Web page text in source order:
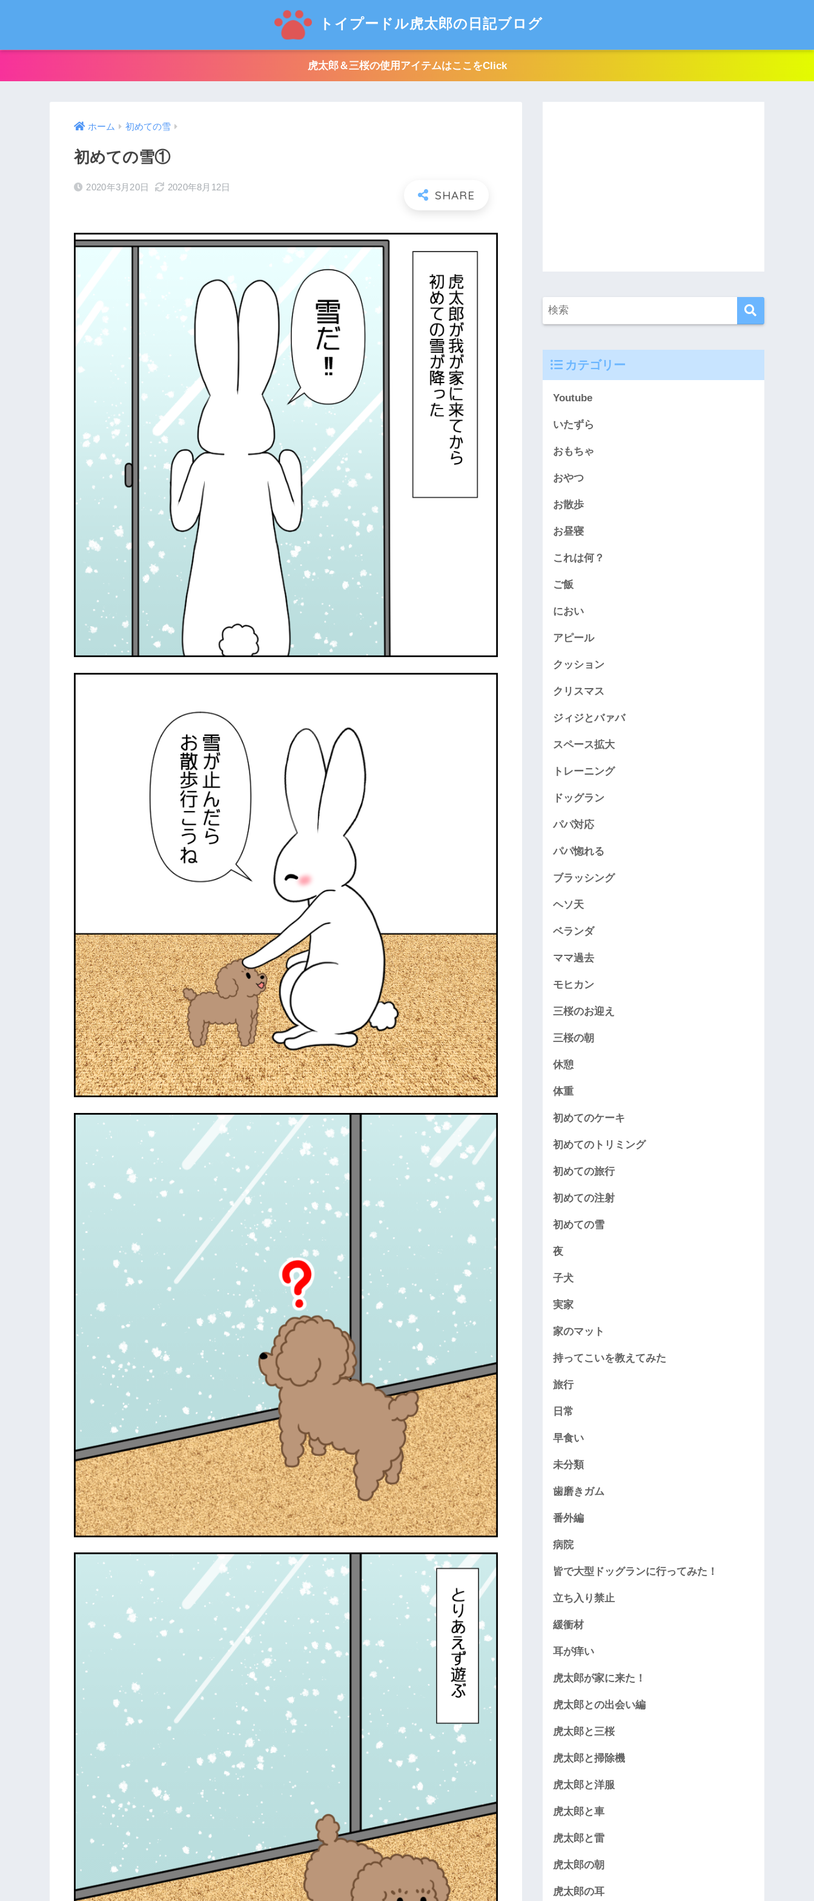
トイプードル虎太郎の日記ブログ
虎太郎＆三桜の使用アイテムはここをClick
ホーム 初めての雪
初めての雪①
2020年3月20日 2020年8月12日
カテゴリー
Youtube
いたずら
おもちゃ
おやつ
お散歩
お昼寝
これは何？
ご飯
におい
アピール
クッション
クリスマス
ジィジとバァバ
スペース拡大
トレーニング
ドッグラン
パパ対応
パパ惚れる
ブラッシング
ヘソ天
ベランダ
ママ過去
モヒカン
三桜のお迎え
三桜の朝
休憩
体重
初めてのケーキ
初めてのトリミング
初めての旅行
初めての注射
初めての雪
夜
子犬
実家
家のマット
持ってこいを教えてみた
旅行
日常
早食い
未分類
歯磨きガム
番外編
病院
皆で大型ドッグランに行ってみた！
立ち入り禁止
緩衝材
耳が痒い
虎太郎が家に来た！
虎太郎との出会い編
虎太郎と三桜
虎太郎と掃除機
虎太郎と洋服
虎太郎と車
虎太郎と雷
虎太郎の朝
虎太郎の耳